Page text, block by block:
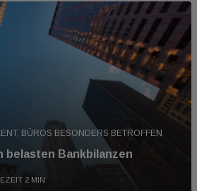
BÜROS BESONDERS BETROFFEN
belasten Bankbilanzen
2 MIN